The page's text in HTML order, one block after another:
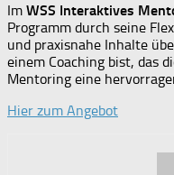
Im WSS Interaktives
Programm durch seine
und praxisnahe Inhalte
einem Coaching bist, das
Mentoring eine
Hier zum Angebot